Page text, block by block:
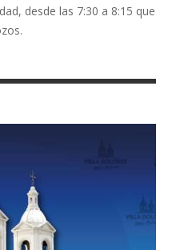
desde las 7:30 a 8:15 que